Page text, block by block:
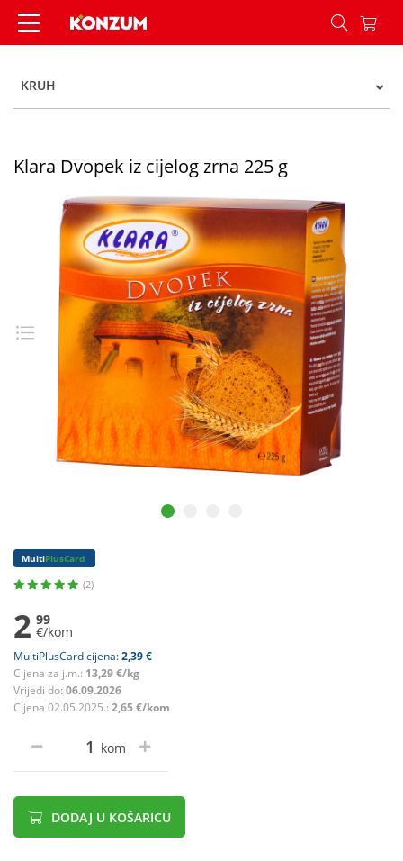
Klara Dvopek iz cijelog zrna 225 g - Konzum
KRUH
Klara Dvopek iz cijelog zrna 225 g
MultiPlusCard
(2)
2 99
€/kom
MultiPlusCard cijena:2,39 €
Cijena za j.m.: 13,29 €/kg
Vrijedi do: 06.09.2026
Cijena 02.05.2025.: 2,65 €/kom
kom
DODAJ U KOŠARICU